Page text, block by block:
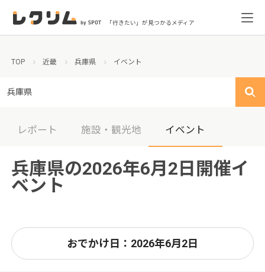
「行きたい」が見つかるメディア
TOP 近畿 兵庫県 イベント
兵庫県
レポート 施設・観光地 イベント
兵庫県の2026年6月2日開催イ
ベント
おでかけ日：2026年6月2日